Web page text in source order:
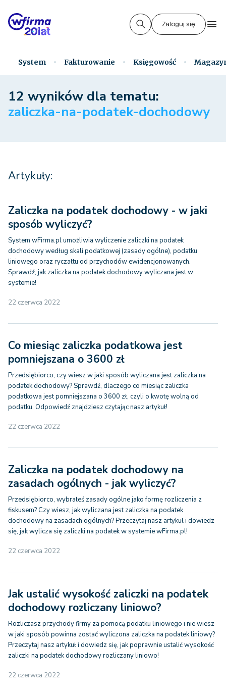
Zaloguj się
System Fakturowanie Księgowość
12 wyników dla tematu:
zaliczka-na-podatek-dochodowy
Artykuły:
Zaliczka na podatek dochodowy - w jaki
sposób wyliczyć?
System wFirma.pl umożliwia wyliczenie zaliczki na podatek
dochodowy według skali podatkowej (zasady ogólne), podatku
liniowego oraz ryczałtu od przychodów ewidencjonowanych.
Sprawdź, jak zaliczka na podatek dochodowy wyliczana jest w
systemie!
22 czerwca 2022
Co miesiąc zaliczka podatkowa jest
pomniejszana o 3600 zł
Przedsiębiorco, czy wiesz w jaki sposób wyliczana jest zaliczka na
podatek dochodowy? Sprawdź, dlaczego co miesiąc zaliczka
podatkowa jest pomniejszana o 3600 zł, czyli o kwotę wolną od
podatku. Odpowiedź znajdziesz czytając nasz artykuł!
22 czerwca 2022
Zaliczka na podatek dochodowy na
zasadach ogólnych - jak wyliczyć?
Przedsiębiorco, wybrałeś zasady ogólne jako formę rozliczenia z
fiskusem? Czy wiesz, jak wyliczana jest zaliczka na podatek
dochodowy na zasadach ogólnych? Przeczytaj nasz artykuł i dowiedz
się, jak wylicza się zaliczki na podatek w systemie wFirma.pl!
22 czerwca 2022
Jak ustalić wysokość zaliczki na podatek
dochodowy rozliczany liniowo?
Rozliczasz przychody firmy za pomocą podatku liniowego i nie wiesz
w jaki sposób powinna zostać wyliczona zaliczka na podatek liniowy?
Przeczytaj nasz artykuł i dowiedz się, jak poprawnie ustalić wysokość
zaliczki na podatek dochodowy rozliczany liniowo!
22 czerwca 2022